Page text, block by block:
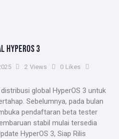
HYPEROS 3
2 Views 0 Likes
global HyperOS 3 untuk
Sebelumnya, pada bulan
pendaftaran beta tester
stabil mulai tersedia
HyperOS 3, Siap Rilis